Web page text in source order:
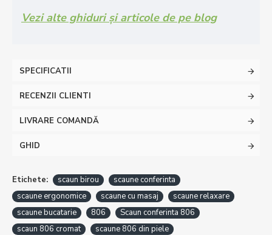
Vezi alte ghiduri și articole de pe blog
SPECIFICATII
RECENZII CLIENTI
LIVRARE COMANDĂ
GHID
Etichete: scaun birou
scaune conferinta
scaune ergonomice
scaune cu masaj
scaune relaxare
scaune bucatarie
806
Scaun conferinta 806
scaun 806 cromat
scaune 806 din piele